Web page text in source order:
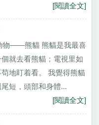
[閱讀全文]
物——熊貓 熊貓是我最喜
就去看熊貓；電視里如
地盯着看。 我覺得熊貓
短，頭部和身體...
[閱讀全文]